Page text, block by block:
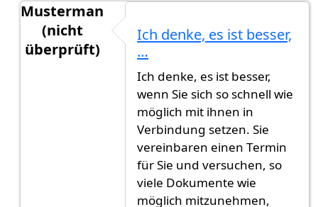
Musterman
(nicht
überprüft)
Ich denke, es ist besser,
…
Ich denke, es ist besser,
wenn Sie sich so schnell wie
möglich mit ihnen in
Verbindung setzen. Sie
vereinbaren einen Termin
für Sie und versuchen, so
viele Dokumente wie
möglich mitzunehmen,